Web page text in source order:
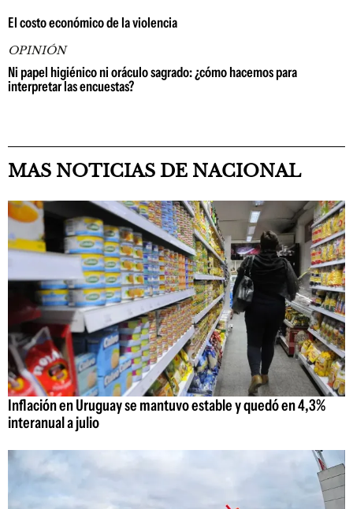
El costo económico de la violencia
OPINIÓN
Ni papel higiénico ni oráculo sagrado: ¿cómo hacemos para
interpretar las encuestas?
MAS NOTICIAS DE NACIONAL
Inflación en Uruguay se mantuvo estable y quedó en 4,3%
interanual a julio